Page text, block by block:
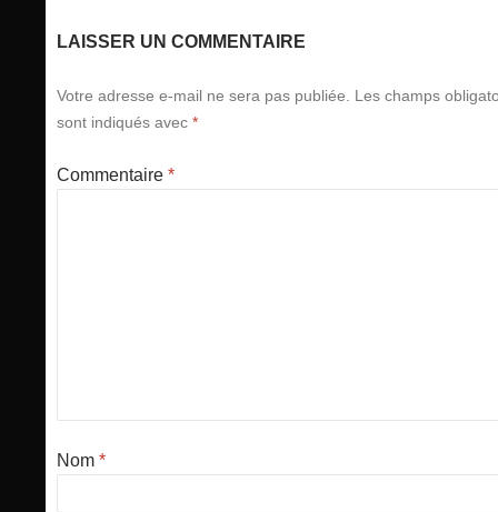
LAISSER UN COMMENTAIRE
Votre adresse e-mail ne sera pas publiée.
Les champs
sont indiqués avec *
Commentaire *
Nom *